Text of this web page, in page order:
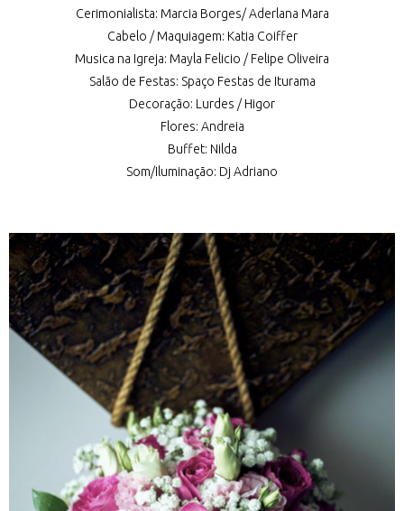
Cerimonialista: Marcia Borges/ Aderlana Mara
Cabelo / Maquiagem: Katia Coiffer
Musica na Igreja: Mayla Felicio / Felipe Oliveira
Salão de Festas: Spaço Festas de Iturama
Decoração: Lurdes / Higor
Flores: Andreia
Buffet: Nilda
Som/Iluminação: Dj Adriano